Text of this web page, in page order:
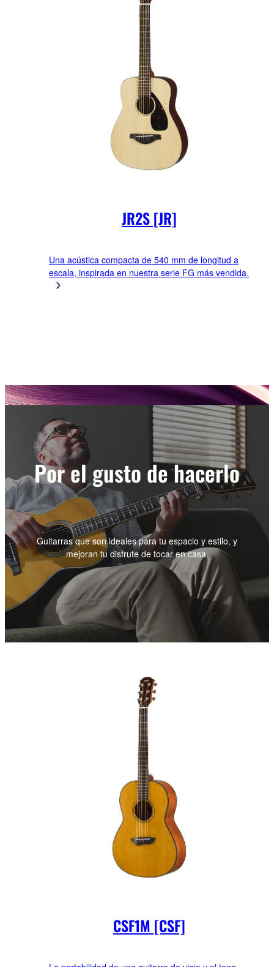
JR2S [JR]
Una acústica compacta de 540 mm de longitud a
escala, inspirada en nuestra serie FG más vendida.
Por el gusto de hacerlo
Guitarras que son ideales para tu espacio y estilo, y
mejoran tu disfrute de tocar en casa.
CSF1M [CSF]